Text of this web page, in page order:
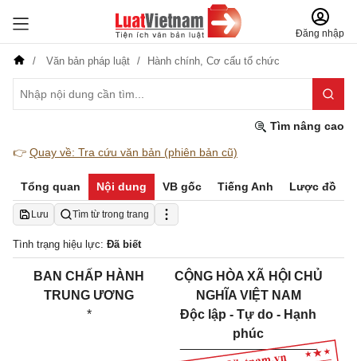
Đăng nhập
Văn bản pháp luật Hành chính, Cơ cấu tổ chức
Tìm nâng cao
👉 Quay về: Tra cứu văn bản (phiên bản cũ)
Tổng quan Nội dung VB gốc Tiếng Anh Lược đồ
Lưu Tìm từ trong trang
Tình trạng hiệu lực: Đã biết
BAN CHẤP HÀNH
TRUNG ƯƠNG
*
CỘNG HÒA XÃ HỘI CHỦ
NGHĨA VIỆT NAM
Độc lập - Tự do - Hạnh
phúc
___________________